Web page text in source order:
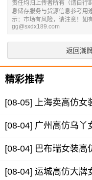
责任均归上传者所有（请自行
息储存服务与货源信息参考用
示：市场有风险，请注意！如
gg@sxdx189.com
返回潮
精彩推荐
[08-05] 上海卖高仿女
[08-04] 广州高仿乌丫
[08-04] 巴布瑞女装高
[08-04] 运城高仿大牌